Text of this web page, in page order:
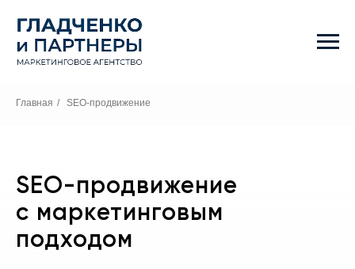
Главная / SEO-продвижение
SEO-продвижение
с маркетинговым
подходом